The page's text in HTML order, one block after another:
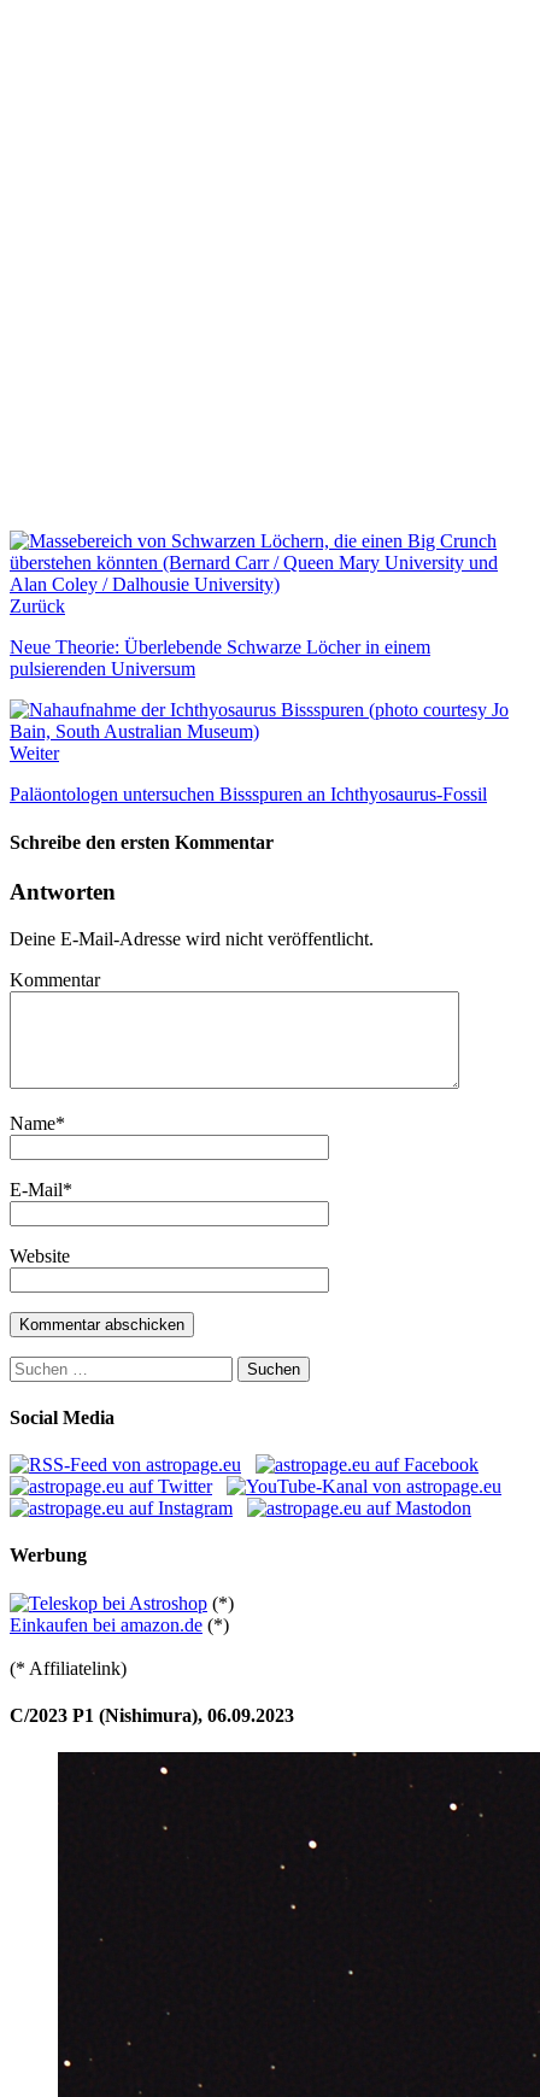
Zurück
Neue Theorie: Überlebende Schwarze Löcher in einem
pulsierenden Universum
Weiter
Paläontologen untersuchen Bissspuren an Ichthyosaurus-Fossil
Schreibe den ersten Kommentar
Antworten
Deine E-Mail-Adresse wird nicht veröffentlicht.
Kommentar
Name*
E-Mail*
Website
Suchen
nach:
Social Media
Werbung
(*)
Einkaufen bei amazon.de (*)
(* Affiliatelink)
C/2023 P1 (Nishimura), 06.09.2023